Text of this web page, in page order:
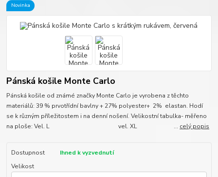
Novinka
Pánská košile Monte Carlo
Pánská košile od známé značky Monte Carlo je vyrobena z těchto
materiálů: 39 % prvotřídní bavlny + 27% polyester+ 2% elastan. Hodí
se k různým příležitostem i na denní nošení. Velikostní tabulka- měřeno
na ploše: Vel. L vel. XL ... celý popis
Dostupnost
Ihned k vyzvednutí
Velikost